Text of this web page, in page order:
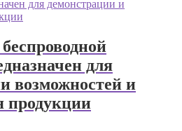
для
возможностей и
продукции